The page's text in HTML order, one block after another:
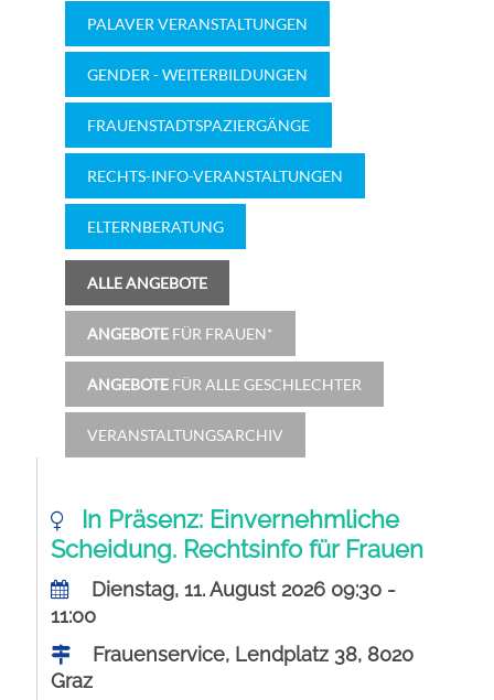
PALAVER VERANSTALTUNGEN
GENDER - WEITERBILDUNGEN
FRAUENSTADTSPAZIERGÄNGE
RECHTS-INFO-VERANSTALTUNGEN
ELTERNBERATUNG
ALLE ANGEBOTE
ANGEBOTE FÜR FRAUEN*
ANGEBOTE FÜR ALLE GESCHLECHTER
VERANSTALTUNGSARCHIV
In Präsenz: Einvernehmliche
Scheidung. Rechtsinfo für Frauen
Dienstag, 11. August 2026 09:30 -
11:00
Frauenservice, Lendplatz 38, 8020
Graz